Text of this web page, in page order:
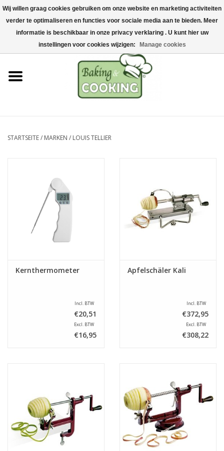
Startseite
Koch-&Backutensilien
Maschinen & Teile
Edelstahl
Rohstoffe & Präsentation
Aktionen
STARTSEITE/ MARKEN / LOUIS TELLIER
Kernthermometer
Incl. BTW
€20,51
Excl. BTW
€16,95
Apfelschäler Kali
Incl. BTW
€372,95
Excl. BTW
€308,22
Wij willen graag cookies gebruiken om onze website en marketing activiteiten
verder te optimaliseren en functies voor sociale media aan te bieden. Meer
informatie is beschikbaar in onze privacy verklaring . U kunt hier uw
instellingen voor cookies wijzigen:
Manage cookies